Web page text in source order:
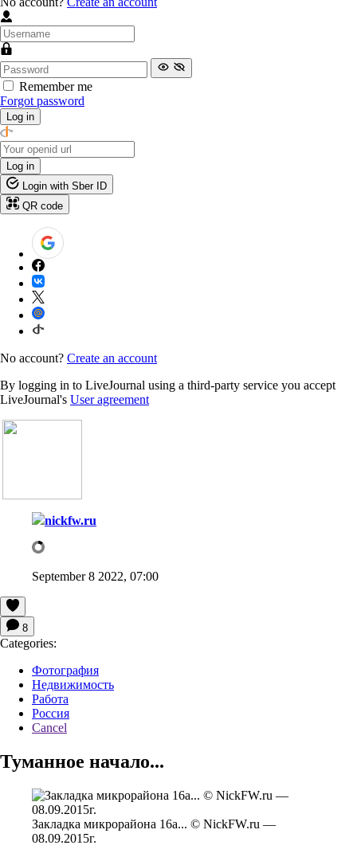
Remember me
Forgot password
Log in
Log in
Login with Sber ID
QR code
No account? Create an account
By logging in to LiveJournal using a third-party service you accept
LiveJournal's User agreement
nickfw.ru
September 8 2022, 07:00
8
Categories:
Фотография
Недвижимость
Работа
Россия
Cancel
Туманное начало...
Закладка микрорайона 16а... © NickFW.ru —
08.09.2015г.